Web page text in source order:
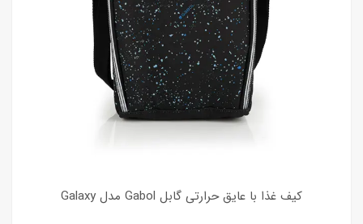
کیف غذا با عایق حرارتی گابل Gabol مدل Galaxy